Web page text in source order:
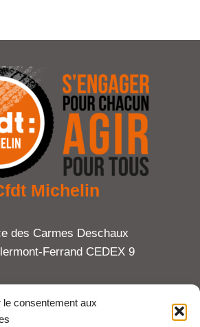
le consentement aux
Michelin
des Carmes Deschaux
Ferrand CEDEX 9